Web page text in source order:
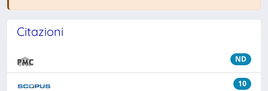
Citazioni
ND
10